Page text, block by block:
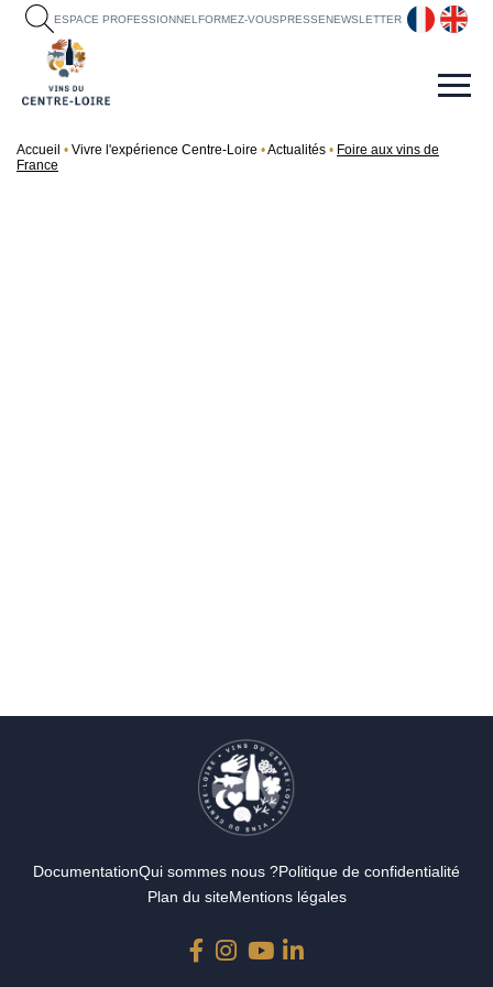
ESPACE PROFESSIONNEL FORMEZ-VOUSPRESSENEWSLETTER fr en
Accueil Vivre l'expérience Centre-Loire Actualités
Foire aux vins de
France
DocumentationQui sommes nous ?Politique de confidentialité
Plan du siteMentions légales